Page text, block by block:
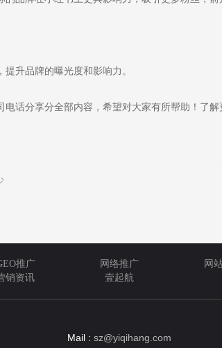
升品牌的曝光度和影响力。
话分享分全部内容，希望对大家有所帮助！了
推广 网络推广 网
销资讯 壹起航
Mail : sz@yiqihang.com